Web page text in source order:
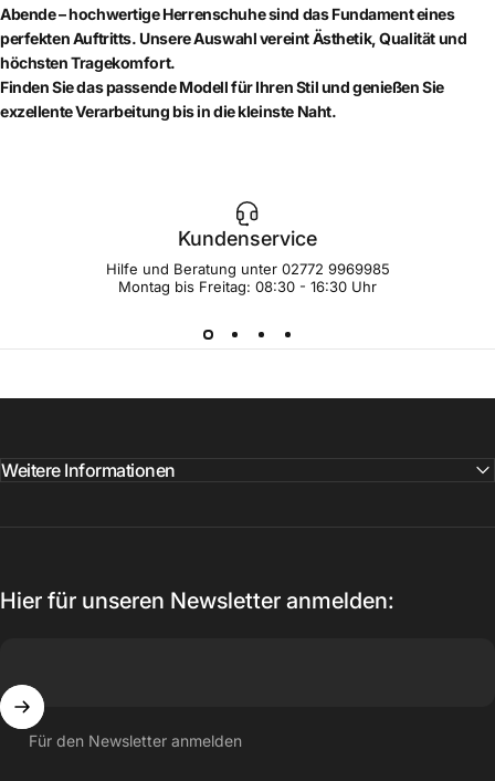
Abende – hochwertige Herrenschuhe sind das Fundament eines
perfekten Auftritts. Unsere Auswahl vereint Ästhetik, Qualität und
höchsten Tragekomfort.
Finden Sie das passende Modell für Ihren Stil und genießen Sie
exzellente Verarbeitung bis in die kleinste Naht.
Kundenservice
Hilfe und Beratung unter 02772 9969985
Montag bis Freitag: 08:30 - 16:30 Uhr
Weitere Informationen
Hier für unseren Newsletter anmelden:
Für den Newsletter anmelden